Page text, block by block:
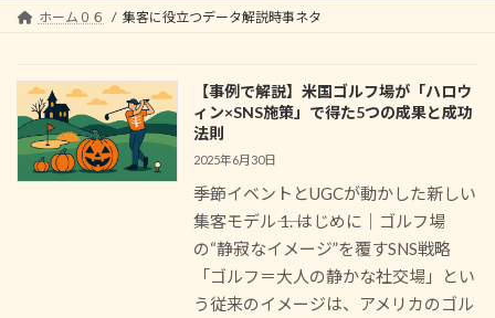
ホーム０６ 集客に役立つデータ解説時事ネタ
【事例で解説】米国ゴルフ場が「ハロウ
ィン×SNS施策」で得た5つの成果と成功
法則
2025年6月30日
――季節イベントとUGCが動かした新しい
集客モデル―― 1. はじめに｜ゴルフ場
の“静寂なイメージ”を覆すSNS戦略
「ゴルフ＝大人の静かな社交場」とい
う従来のイメージは、アメリカのゴル